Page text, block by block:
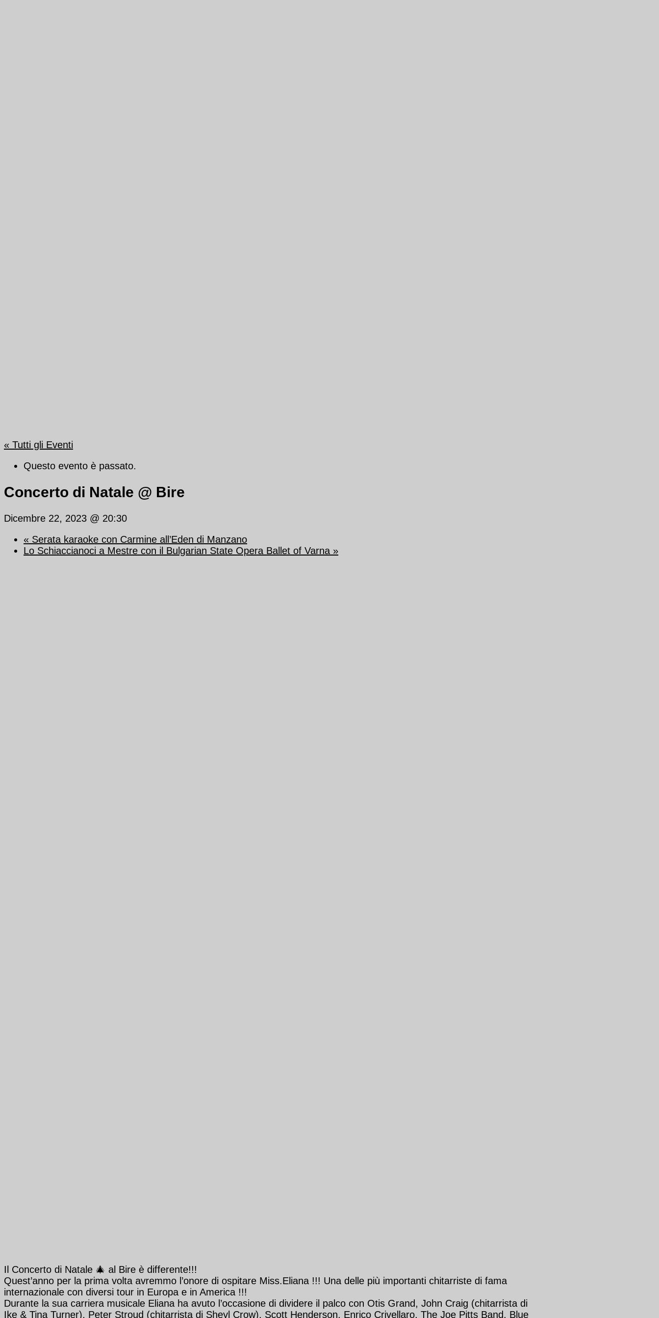
« Tutti gli Eventi
Questo evento è passato.
Concerto di Natale @ Bire
Dicembre 22, 2023 @ 20:30
« Serata karaoke con Carmine all’Eden di Manzano
Lo Schiaccianoci a Mestre con il Bulgarian State Opera Ballet of Varna »
Il Concerto di Natale 🎄 al Bire è differente!!!
Quest’anno per la prima volta avremmo l’onore di ospitare Miss.Eliana !!! Una delle più importanti chitarriste di fama
internazionale con diversi tour in Europa e in America !!!
Durante la sua carriera musicale Eliana ha avuto l’occasione di dividere il palco con Otis Grand, John Craig (chitarrista di
Ike & Tina Turner), Peter Stroud (chitarrista di Sheyl Crow), Scott Henderson, Enrico Crivellaro, The Joe Pitts Band, Blue